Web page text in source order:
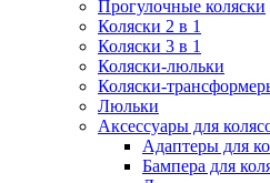
Прогулочные коляски
Коляски 2 в 1
Коляски 3 в 1
Коляски-люльки
Коляски-
Люльки
Аксессуары для
Адаптеры для
Бампера для